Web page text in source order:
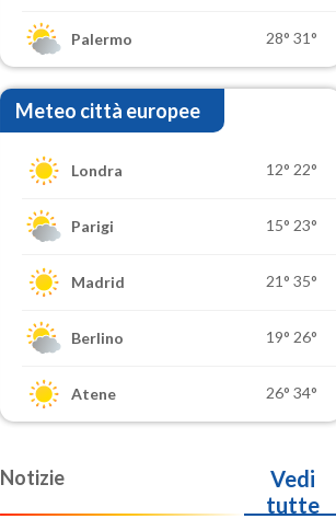
Palermo 28° 31°
Meteo città europee
Londra 12° 22°
Parigi 15° 23°
Madrid 21° 35°
Berlino 19° 26°
Atene 26° 34°
Notizie
Vedi
tutte